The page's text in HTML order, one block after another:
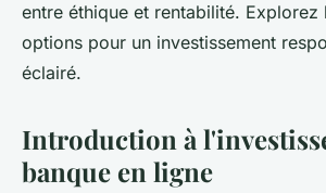
entre éthique et rentabilité. Explorez
options pour un investissement
éclairé.
Introduction à
banque en ligne